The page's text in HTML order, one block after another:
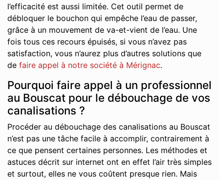
l’efficacité est aussi limitée. Cet outil permet de
débloquer le bouchon qui empêche l’eau de passer,
grâce à un mouvement de va-et-vient de l’eau. Une
fois tous ces recours épuisés, si vous n’avez pas
satisfaction, vous n’aurez plus d’autres solutions que
de faire appel à notre société à Mérignac.
Pourquoi faire appel à un professionnel
au Bouscat pour le débouchage de vos
canalisations ?
Procéder au débouchage des canalisations au Bouscat
n’est pas une tâche facile à accomplir, contrairement à
ce que pensent certaines personnes. Les méthodes et
astuces décrit sur internet ont en effet l’air très simples
et surtout, elles ne vous coûtent presque rien. Mais